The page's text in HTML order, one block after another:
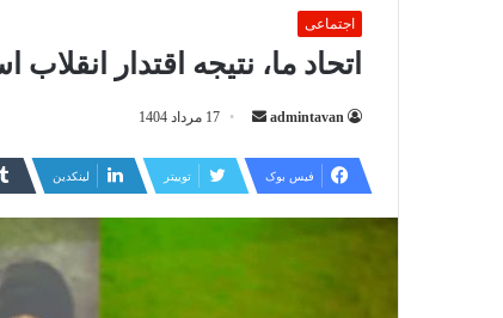
اجتماعی
اتحاد ما، نتیجه اقتدار
admintavan
ارسال17 مرداد 1404
فیس بوک توییتر لینکدین